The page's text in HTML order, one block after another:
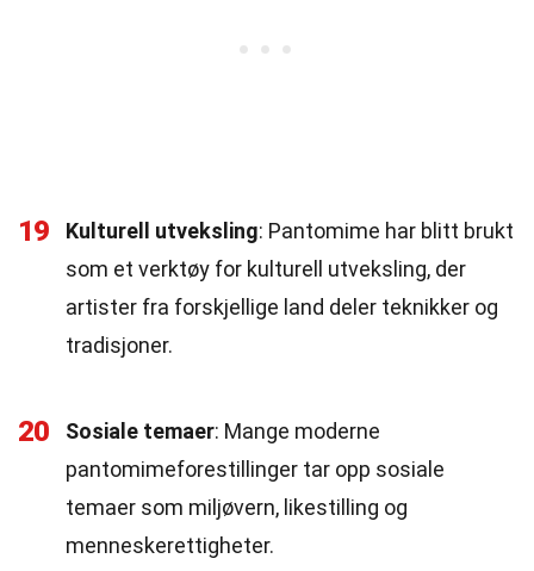
19 Kulturell utveksling: Pantomime har blitt brukt
som et verktøy for kulturell utveksling, der
artister fra forskjellige land deler teknikker og
tradisjoner.
20 Sosiale temaer: Mange moderne
pantomimeforestillinger tar opp sosiale
temaer som miljøvern, likestilling og
menneskerettigheter.